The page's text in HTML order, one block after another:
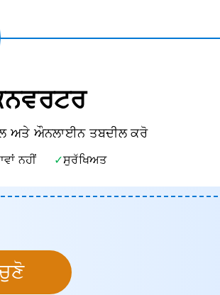
ਅਤੇ ਔਨਲਾਈਨ ਤਬਦੀਲ ਕਰੋ
ਨਹੀਂ ਸੁਰੱਖਿਅਤ